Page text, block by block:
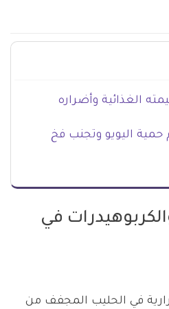
الغذائية وأضراره
حمية اليويو وتجنب فخ
في
في الحليب المجفف من